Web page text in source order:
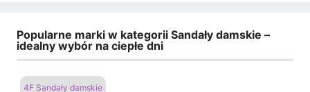
Popularne marki w kategorii Sandały damskie –
idealny wybór na ciepłe dni
4F Sandały damskie